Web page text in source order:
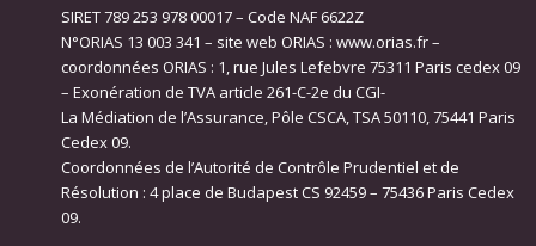
SIRET 789 253 978 00017 – Code NAF 6622Z
N°ORIAS 13 003 341 – site web ORIAS : www.orias.fr –
coordonnées ORIAS : 1, rue Jules Lefebvre 75311 Paris cedex 09
– Exonération de TVA article 261-C-2e du CGI-
La Médiation de l’Assurance, Pôle CSCA, TSA 50110, 75441 Paris
Cedex 09.
Coordonnées de l’Autorité de Contrôle Prudentiel et de
Résolution : 4 place de Budapest CS 92459 – 75436 Paris Cedex
09.